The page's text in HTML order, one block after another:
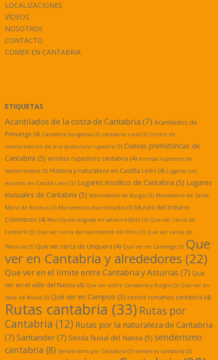
LOCALIZACIONES
VÍDEOS
NOSOTROS
CONTACTO
COMER EN CANTABRIA
ETIQUETAS
Acantilados de la costa de Cantabria (7) Acantilados de
Pimiango (4) Cantabria burgalesa (3) cantabria rural (3) Centro de
interpretación de la arquitectura rupestre (3) Cuevas prehistóricas de
Cantabria (5) ermitas rupestres cantabria (4) ermitas rupestres de
Valderredible (3) Historia y naturaleza en Castilla León (4) Lugares con
encanto en Castilla Leon (3) Lugares insolitos de Cantabria (5) Lugares
inusuales de Cantabria (5) Merindades de Burgos (3) Monasterio de Santa
Maria de Rioseco (3) Monasterios abandonados (3) Museo del Indiano
Colombres (4) Necrópolis visigoda en valderredible (3) Que ver cerca de
Fontibre (3) Que ver cerca del nacimiento del Ebro (3) Que ver cerca de
Palencia (3) Que ver cerca de Unquera (4) Que ver en Camargo (3) Que
ver en Cantabria y alrededores (22)
Que ver en el limite entre Cantabria y Asturias (7) Que
ver en el valle del Nansa (4) Que ver entre Cantabria y Burgos (3) Que ver en
Valle de Miera (3) Qué ver en Campoo (5) restos romanos cantabria (4)
Rutas cantabria (33) Rutas por
Cantabria (12) Rutas por la naturaleza de Cantabria
(7) Santander(7) Senda fluvial del Nansa (5) senderismo
cantabria (8) Senderismo por Cantabria (3) senderos cantabria (3)